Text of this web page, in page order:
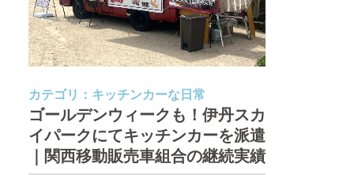
カテゴリ： キッチンカーな日常
ゴールデンウィークも！伊丹スカ
イパークにてキッチンカーを派遣
｜関西移動販売車組合の継続実績